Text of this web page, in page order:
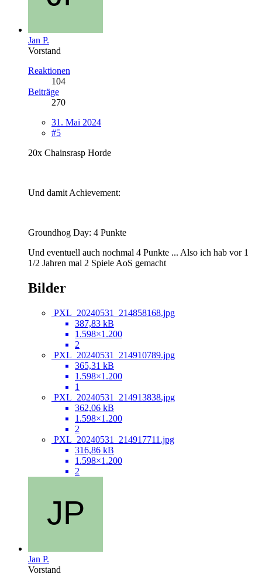
Jan P.
Vorstand
Reaktionen
104
Beiträge
270
31. Mai 2024
#5
20x Chainsrasp Horde
Und damit Achievement:
Groundhog Day: 4 Punkte
Und eventuell auch nochmal 4 Punkte ... Also ich hab vor 1
1/2 Jahren mal 2 Spiele AoS gemacht
Bilder
PXL_20240531_214858168.jpg
387,83 kB
1.598×1.200
2
PXL_20240531_214910789.jpg
365,31 kB
1.598×1.200
1
PXL_20240531_214913838.jpg
362,06 kB
1.598×1.200
2
PXL_20240531_214917711.jpg
316,86 kB
1.598×1.200
2
Jan P.
Vorstand